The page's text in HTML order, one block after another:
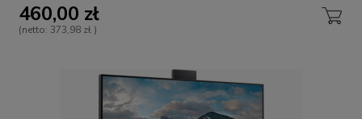
460,00 zł
(netto: 373,98 zł )